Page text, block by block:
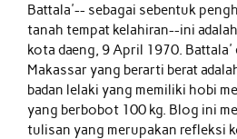
Battala'-- sebagai sebentuk
tanah tempat kelahiran--ini
kota daeng, 9 April 1970. Battala'
Makassar yang berarti berat
badan lelaki yang memiliki hobi
yang berbobot 100 kg. Blog ini
tulisan yang merupakan refleksi